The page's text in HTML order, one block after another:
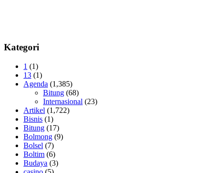
Kategori
1 (1)
13 (1)
Agenda (1,385)
Bitung (68)
Internasional (23)
Artikel (1,722)
Bisnis (1)
Bitung (17)
Bolmong (9)
Bolsel (7)
Boltim (6)
Budaya (3)